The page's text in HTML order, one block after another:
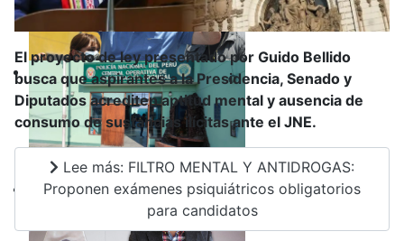
El proyecto de ley presentado por Guido Bellido
busca que aspirantes a la Presidencia, Senado y
Diputados acrediten aptitud mental y ausencia de
consumo de sustancias ilícitas ante el JNE.
Lee más: FILTRO MENTAL Y ANTIDROGAS:
Proponen exámenes psiquiátricos obligatorios
para candidatos